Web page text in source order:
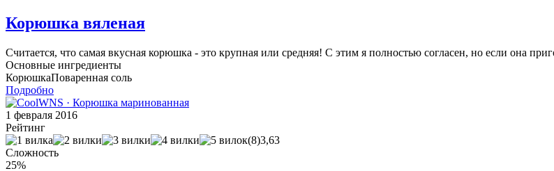
Корюшка вяленая
Считается, что самая вкусная корюшка - это крупная или средняя! С этим я полностью согласен, но если она
Основные ингредиенты
КорюшкаПоваренная соль
Подробно
1 февраля 2016
Рейтинг
(8)3,63
Сложность
25%